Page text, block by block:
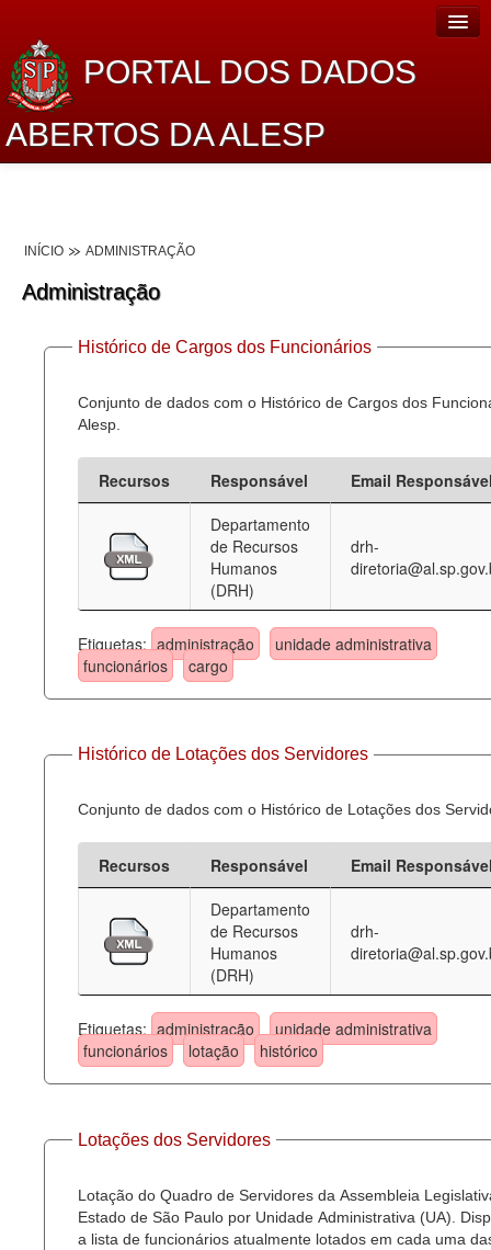
PORTAL DOS DADOS
ABERTOS DA ALESP
Dados Abertos Alesp
Lei de Acesso à Informação
Dados Governamentais Abertos
Planejamento
Catálogo de dados
Processo Legislativo
Administração
Legislação
Agenda
Perguntas frequentes
Contato
INÍCIO ADMINISTRAÇÃO
Administração
Histórico de Cargos dos Funcionários
Conjunto de dados com o Histórico de Cargos dos
Alesp.
Recursos Responsável
Email
Departamento
de Recursos
Humanos
(DRH)
drh-
Etiquetas: administração
unidade administrativa
funcionários
cargo
Histórico de Lotações dos Servidores
Conjunto de dados com o Histórico de Lotações dos
Recursos Responsável
Email
Departamento
de Recursos
Humanos
(DRH)
drh-
Etiquetas: administração
unidade administrativa
funcionários
lotação histórico
Lotações dos Servidores
Lotação do Quadro de Servidores da Assembleia
Estado de São Paulo por Unidade Administrativa (UA).
a lista de funcionários atualmente lotados em cada uma